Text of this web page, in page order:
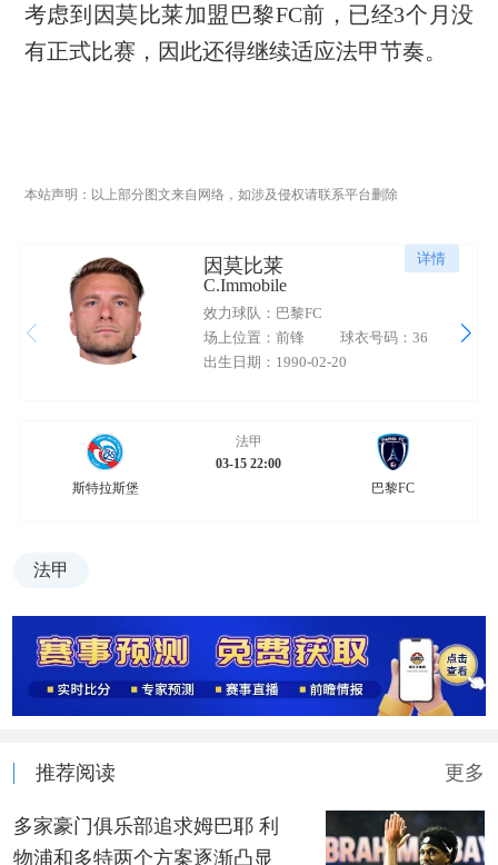
考虑到因莫比莱加盟巴黎FC前，已经3个月没
有正式比赛，因此还得继续适应法甲节奏。
本站声明：以上部分图文来自网络，如涉及侵权请联系平台删除
详情
因莫比莱
C.Immobile
效力球队：巴黎FC
场上位置：前锋
球衣号码：36
出生日期：1990-02-20
斯特拉斯堡
法甲
03-15 22:00
巴黎FC
法甲
推荐阅读 更多
多家豪门俱乐部追求姆巴耶 利
物浦和多特两个方案逐渐凸显